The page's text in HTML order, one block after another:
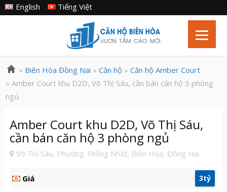
Tiếng Việt
English
» Biên Hòa Đồng Nai » Căn hộ» Căn hộ Amber Court
» Amber Court khu D2D, Võ Thị Sáu, cần bán căn hộ 3 phòng
ngủ
Amber Court khu D2D, Võ Thị Sáu,
cần bán căn hộ 3 phòng ngủ
Võ Thị Sáu, Phường Thống Nhất, Biên Hòa, Đồng Nai
Giá 3tỷ